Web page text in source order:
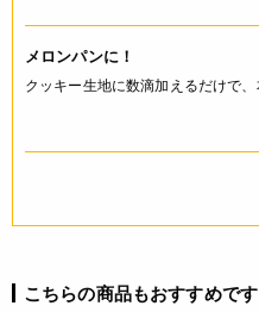
＜食品添加物＞香料製剤
・水溶性で耐熱性があり、香
2015.11.14 品名・パッケー
メロンパンに！
クッキー生地に数滴加えるだけで
こちらの商品もおすすめです